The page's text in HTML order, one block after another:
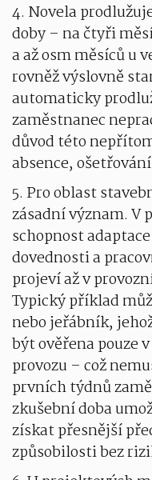
4. Novela
doby – na čtyři
a až osm měsíců u
rovněž výslovně
automaticky
zaměstnanec
důvod této
absence,
5. Pro oblast
zásadní význam. V
schopnost
dovednosti a
projeví až v
Typický příklad
nebo jeřábník,
být ověřena pouze
provozu – což
prvních týdnů
zkušební doba
získat přesnější
způsobilosti bez